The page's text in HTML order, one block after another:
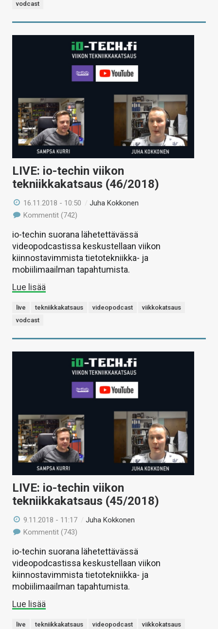
vodcast
LIVE: io-techin viikon
tekniikkakatsaus (46/2018)
16.11.2018 - 10:50 /Juha Kokkonen
Kommentit (742)
io-techin suorana lähetettävässä
videopodcastissa keskustellaan viikon
kiinnostavimmista tietotekniikka- ja
mobiilimaailman tapahtumista.
Lue lisää
live tekniikkakatsaus videopodcast
viikkokatsaus
vodcast
LIVE: io-techin viikon
tekniikkakatsaus (45/2018)
9.11.2018 - 11:17 /Juha Kokkonen
Kommentit (743)
io-techin suorana lähetettävässä
videopodcastissa keskustellaan viikon
kiinnostavimmista tietotekniikka- ja
mobiilimaailman tapahtumista.
Lue lisää
live tekniikkakatsaus videopodcast
viikkokatsaus